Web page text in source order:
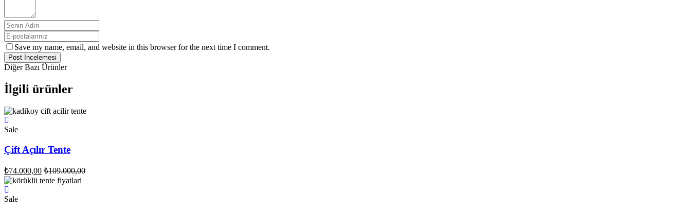
Save my name, email, and website in this browser for the next time I comment.
Post İncelemesi
Diğer Bazı Ürünler
İlgili ürünler
Sale
Çift Açılır Tente
₺74.000,00 ₺109.000,00
Sale